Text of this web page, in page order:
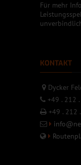
Für mehr
KONTAKT
Dycker
+49 . 212
+49 . 212